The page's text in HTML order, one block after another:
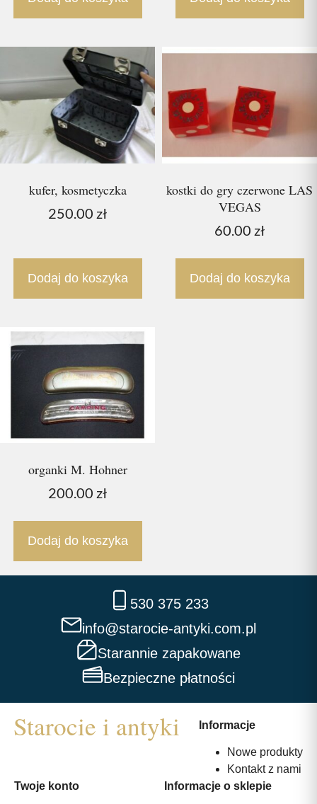
kufer, kosmetyczka
250.00 zł
Dodaj do koszyka
kostki do gry czerwone LAS
VEGAS
60.00 zł
Dodaj do koszyka
organki M. Hohner
200.00 zł
Dodaj do koszyka
530 375 233
info@starocie-antyki.com.pl
Starannie zapakowane
Bezpieczne płatności
Informacje
Nowe produkty
Kontakt z nami
Twoje konto
Informacje o sklepie